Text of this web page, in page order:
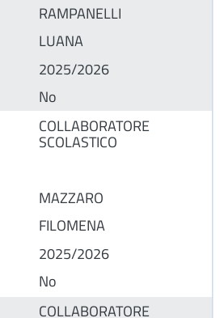
RAMPANELLI
LUANA
2025/2026
No
COLLABORATORE
SCOLASTICO
MAZZARO
FILOMENA
2025/2026
No
COLLABORATORE